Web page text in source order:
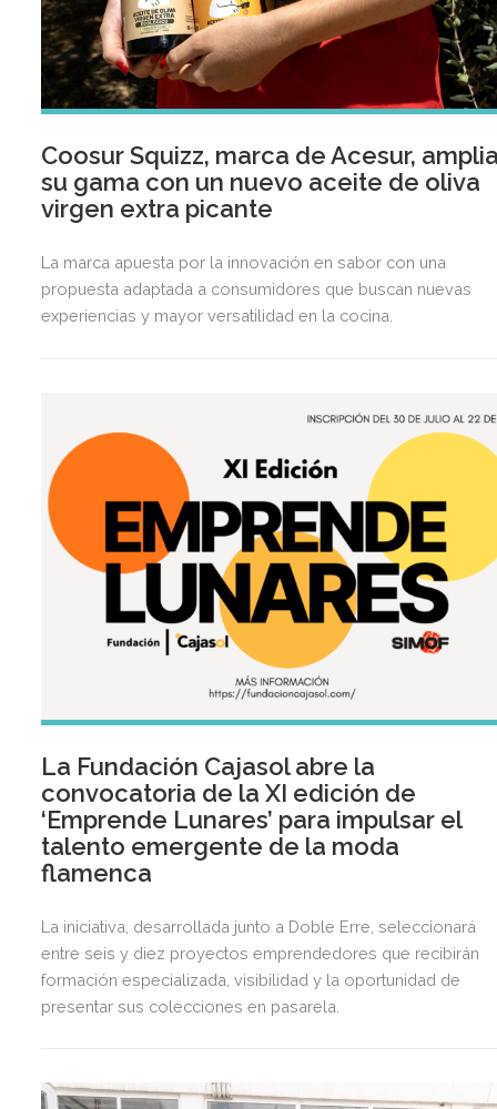
Coosur Squizz, marca de Acesur,
su gama con un nuevo aceite de oliva
virgen extra picante
La marca apuesta por la innovación en sabor con una
propuesta adaptada a consumidores que buscan nuevas
experiencias y mayor versatilidad en la cocina.
La Fundación Cajasol abre la
convocatoria de la XI edición de
‘Emprende Lunares’ para impulsar el
talento emergente de la moda
flamenca
La iniciativa, desarrollada junto a Doble Erre, seleccionará
entre seis y diez proyectos emprendedores que recibirán
formación especializada, visibilidad y la oportunidad de
presentar sus colecciones en pasarela.